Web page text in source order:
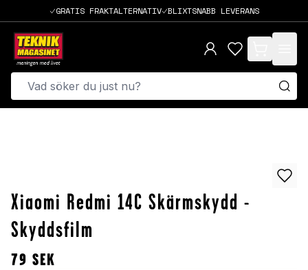
GRATIS FRAKTALTERNATIV BLIXTSNABB LEVERANS
items in cart,
Xiaomi Redmi 14C Skärmskydd -
Skyddsfilm
79 SEK